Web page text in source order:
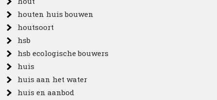
houten huis bouwen
houtsoort
hsb
hsb ecologische bouwers
huis
huis aan het water
huis en aanbod